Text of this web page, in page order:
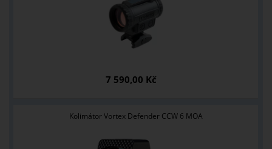
7 590,00 Kč
Kolimátor Vortex Defender CCW 6 MOA